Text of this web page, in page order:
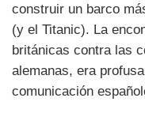
construir un barco
(y el Titanic). La
británicas contra las
alemanas, era
comunicación